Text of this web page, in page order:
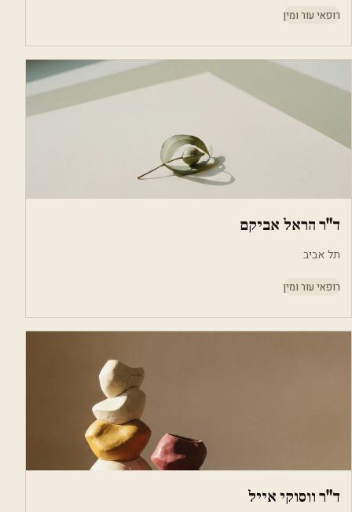
רופאי עור ומין
ד"ר הראל אביקם
תל אביב
רופאי עור ומין
ד"ר ווסוקי אייל